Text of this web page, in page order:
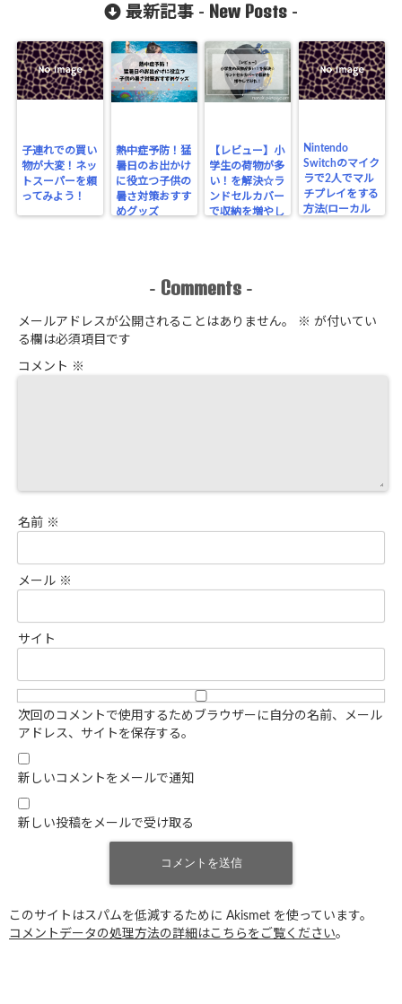
【便利】
最新記事 - New Posts -
子連れでの買い
物が大変！ネッ
トスーパーを頼
ってみよう！
熱中症予防！猛
暑日のお出かけ
に役立つ子供の
暑さ対策おすす
めグッズ
【レビュー】小
学生の荷物が多
い！を解決☆ラ
ンドセルカバー
で収納を増やし
Nintendo
Switchのマイク
ラで2人でマル
チプレイをする
方法(ローカル
- Comments -
メールアドレスが公開されることはありません。 ※ が付いてい
る欄は必須項目です
コメント ※
名前 ※
メール ※
サイト
次回のコメントで使用するためブラウザーに自分の名前、メール
アドレス、サイトを保存する。
新しいコメントをメールで通知
新しい投稿をメールで受け取る
このサイトはスパムを低減するために Akismet を使っています。
コメントデータの処理方法の詳細はこちらをご覧ください。